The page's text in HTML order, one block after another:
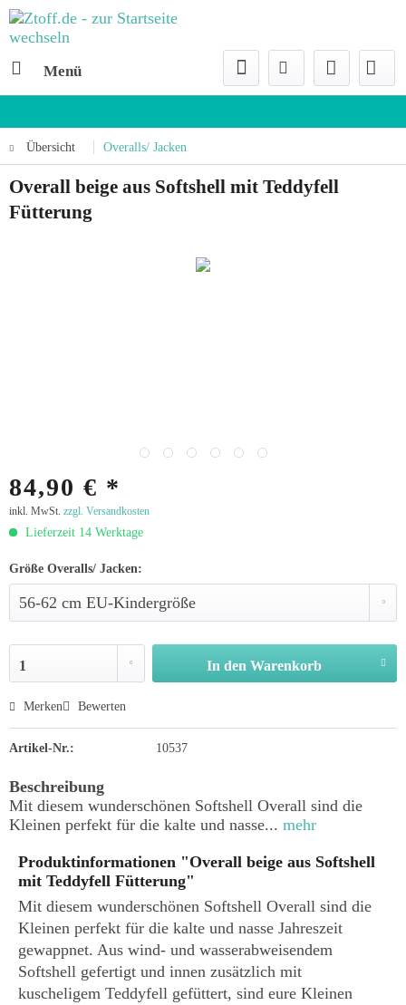
Menü
Übersicht Overalls/ Jacken
Overall beige aus Softshell mit Teddyfell
Fütterung
84,90 € *
inkl. MwSt. zzgl. Versandkosten
Lieferzeit 14 Werktage
Größe Overalls/ Jacken:
In den Warenkorb
Merken Bewerten
Artikel-Nr.: 10537
Beschreibung
Mit diesem wunderschönen Softshell Overall sind die
Kleinen perfekt für die kalte und nasse... mehr
Produktinformationen "Overall beige aus Softshell
mit Teddyfell Fütterung"
Mit diesem wunderschönen Softshell Overall sind die
Kleinen perfekt für die kalte und nasse Jahreszeit
gewappnet. Aus wind- und wasserabweisendem
Softshell gefertigt und innen zusätzlich mit
kuscheligem Teddyfell gefüttert, sind eure Kleinen